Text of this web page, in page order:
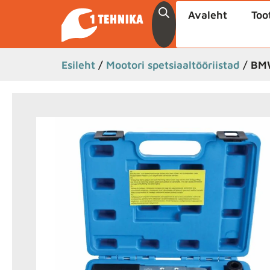
Avaleht
Esileht / Mootori spetsiaaltööriistad /